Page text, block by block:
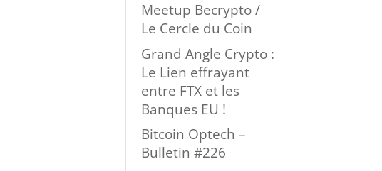
Meetup Becrypto /
Le Cercle du Coin
Grand Angle Crypto :
Le Lien effrayant
entre FTX et les
Banques EU !
Bitcoin Optech –
Bulletin #226